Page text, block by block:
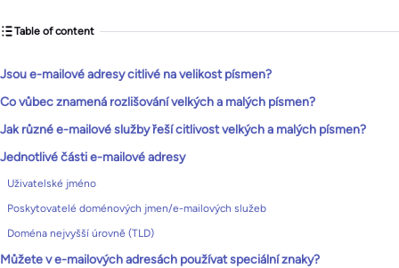
Table of content
Jsou e-mailové adresy citlivé na velikost písmen?
Co vůbec znamená rozlišování velkých a malých písmen?
Jak různé e-mailové služby řeší citlivost velkých a malých písmen?
Jednotlivé části e-mailové adresy
Uživatelské jméno
Poskytovatelé doménových jmen/e-mailových služeb
Doména nejvyšší úrovně (TLD)
Můžete v e-mailových adresách používat speciální znaky?